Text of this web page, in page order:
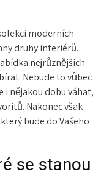
moderních
druhy interiérů.
nejrůznějších
Nebude to vůbec
i nějakou dobu váhat,
Nakonec však
bude do Vašeho
se stanou